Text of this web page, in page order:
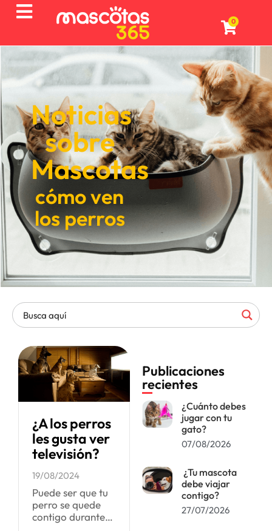
0
Noticias
sobre
Mascotas
cómo ven
los perros
¿A los perros
les gusta ver
televisión?
19/08/2024
Puede ser que tu
perro se quede
contigo durante
Publicaciones
recientes
¿Cuánto debes
jugar con tu
gato?
07/08/2026
¿Tu mascota
debe viajar
contigo?
27/07/2026